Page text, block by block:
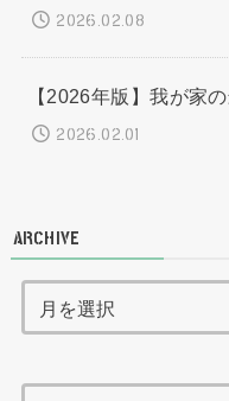
2026.02.08
【2026年版】我が家
2026.02.01
ARCHIVE